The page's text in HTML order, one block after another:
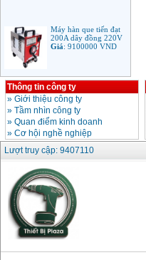
Máy hàn que tiến đạt
200A dây đồng 220V
Giá:9100000VND
Máy hàn que điện tử
Jasic ARC 200 R04
Giá:5100000
Máy hàn que điện tử
Hồng ký HK 200Z
Bình khí Co2, chai khí
co2 hàn Mig
Giá:1750000
Thông tin công ty
» Giới thiệu công ty
» Tầm nhìn công ty
» Quan điểm kinh doanh
» Cơ hội nghề nghiệp
Lượt truy cập: 9407110